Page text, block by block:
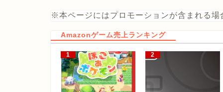
※本ページにはプロモーションが含まれる場
Amazonゲーム売上ランキング